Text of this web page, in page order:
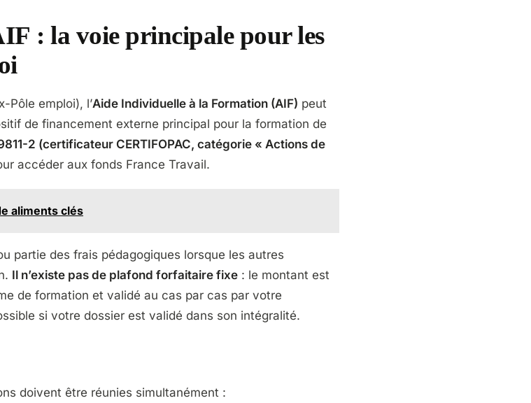
: la voie principale pour les
Pôle emploi), l’Aide Individuelle à la Formation (AIF) peut
de financement externe principal pour la formation de
2 (certificateur CERTIFOPAC, catégorie « Actions de
accéder aux fonds France Travail.
aliments clés
partie des frais pédagogiques lorsque les autres
Il n’existe pas de plafond forfaitaire fixe : le montant est
de formation et validé au cas par cas par votre
si votre dossier est validé dans son intégralité.
doivent être réunies simultanément :